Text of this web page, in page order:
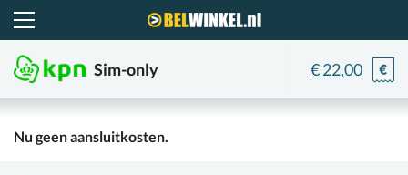
Sim-only € 22,00
Nu geen aansluitkosten.